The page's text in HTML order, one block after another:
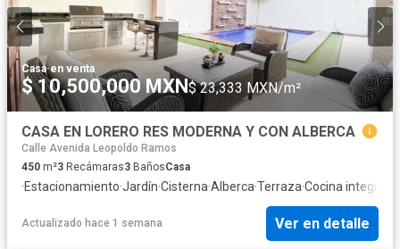
Casa·en venta
$ 10,500,000 MXN$ 23,333 MXN/m²
CASA EN LORERO RES MODERNA Y CON ALBERCA
Calle Avenida Leopoldo Ramos
450 m²3 Recámaras3 BañosCasa
·Estacionamiento·Jardín·Cisterna·Alberca·Terraza·Cocina integral
Actualizado hace 1 semana Ver en detalle